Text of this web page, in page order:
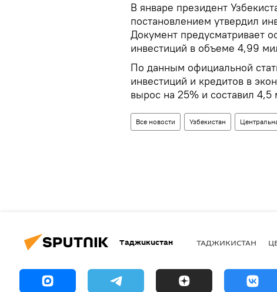
В январе президент
постановлением утвердил
Документ предусматривает
инвестиций в объеме 4,99
По данным официальной
инвестиций и кредитов в
вырос на 25% и составил
Все новости Узбекистан
Таджикистан ТАДЖИКИСТАН